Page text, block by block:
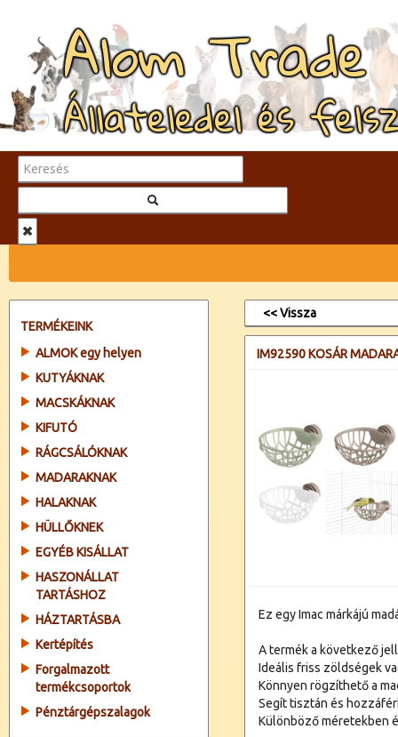
Alom Trade
Állateledel és
TERMÉKEINK
ALMOK egy helyen
KUTYÁKNAK
MACSKÁKNAK
KIFUTÓ
RÁGCSÁLÓKNAK
MADARAKNAK
HALAKNAK
HÜLLŐKNEK
EGYÉB KISÁLLAT
HASZONÁLLAT
TARTÁSHOZ
HÁZTARTÁSBA
Kertépítés
Forgalmazott
termékcsoportok
Pénztárgépszalagok
<< Vissza
IM92590 KOSÁR
Ez egy Imac márkájú
A termék a következő
Ideális friss zöldségek
Könnyen rögzíthető a
Segít tisztán és
Különböző méretekben